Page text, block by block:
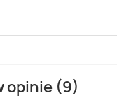
opinie (9)